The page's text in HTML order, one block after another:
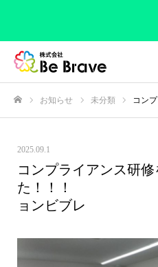
お知らせ 未分類 コンプラ
2025.09.1
コンプライアンス研修
た！！！ 訪問
ョンビブレ